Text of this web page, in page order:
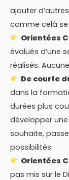
ajouter
comme celà
Orientées
évalués d’une
réalisés.
De courte
dans la
durées plus
développer
souhaite,
possibilités.
Orientées
pas mis sur le